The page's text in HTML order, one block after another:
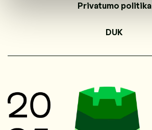
Privatumo politika
DUK